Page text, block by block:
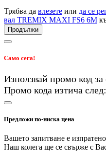
Трябва да влезете или да се
вал TREMIX MAXI FS6 6М
Продължи
Само сега!
Използвай промо код за
Промо кода изтича след:
Предложи по-ниска цена
Вашето запитване е
Наш колега ще се свърже с